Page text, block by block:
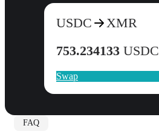
USDC
XMR
753.234133 USDC
Swap
FAQ